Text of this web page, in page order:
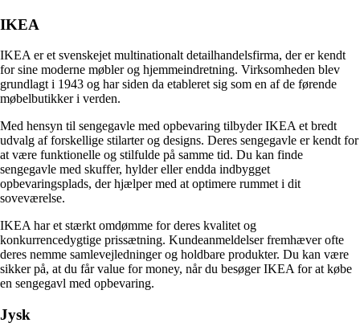
IKEA
IKEA er et svenskejet multinationalt detailhandelsfirma, der er kendt
for sine moderne møbler og hjemmeindretning. Virksomheden blev
grundlagt i 1943 og har siden da etableret sig som en af de førende
møbelbutikker i verden.
Med hensyn til sengegavle med opbevaring tilbyder IKEA et bredt
udvalg af forskellige stilarter og designs. Deres sengegavle er kendt for
at være funktionelle og stilfulde på samme tid. Du kan finde
sengegavle med skuffer, hylder eller endda indbygget
opbevaringsplads, der hjælper med at optimere rummet i dit
soveværelse.
IKEA har et stærkt omdømme for deres kvalitet og
konkurrencedygtige prissætning. Kundeanmeldelser fremhæver ofte
deres nemme samlevejledninger og holdbare produkter. Du kan være
sikker på, at du får value for money, når du besøger IKEA for at købe
en sengegavl med opbevaring.
Jysk